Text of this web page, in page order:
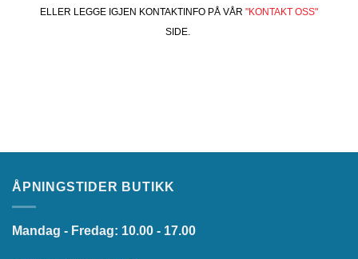
ELLER LEGGE IGJEN KONTAKTINFO PÅ VÅR "KONTAKT OSS"
SIDE.
ÅPNINGSTIDER BUTIKK
Mandag - Fredag: 10.00 - 17.00